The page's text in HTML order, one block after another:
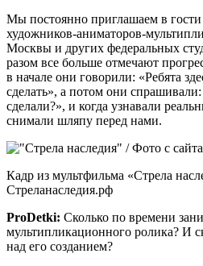
Мы постоянно приглашаем в
художников-аниматоров-
Москвы и других федеральных
разом все больше отмечают
в начале они говорили: «Ребята
сделать», а потом они
сделали?», и когда узнавали
снимали шляпу перед нами.
Кадр из мультфильма «Стрела
Стреланаследия.рф
ProDetki: Сколько по времени
мультипликационного ролика? И
над его созданием?